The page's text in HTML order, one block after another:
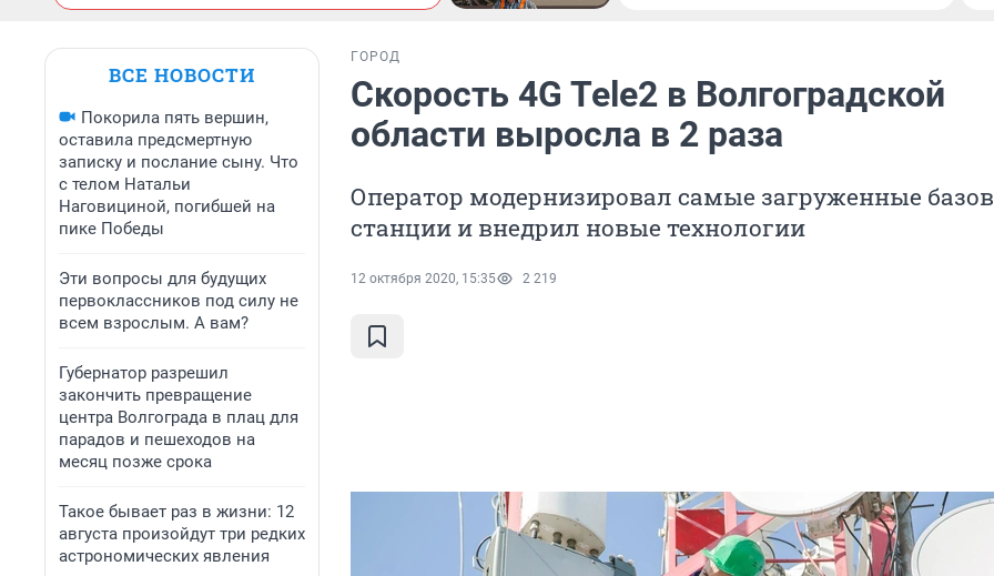
ВСЕ НОВОСТИ
Покорила пять вершин,
оставила предсмертную
записку и послание сыну. Что
с телом Натальи
Наговициной, погибшей на
пике Победы
Эти вопросы для будущих
первоклассников под силу не
всем взрослым. А вам?
Губернатор разрешил
закончить превращение
центра Волгограда в плац для
парадов и пешеходов на
месяц позже срока
Такое бывает раз в жизни: 12
августа произойдут три редких
астрономических явления
ГОРОД
Скорость 4G Tele2 в Волгоградской
области выросла в 2 раза
Оператор модернизировал самые загруженные
станции и внедрил новые технологии
12 октября 2020, 15:35 2 219